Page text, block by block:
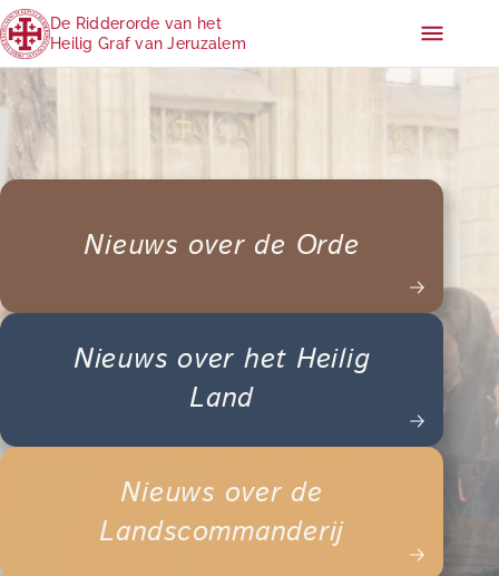
De Ridderorde van het
Heilig Graf van Jeruzalem
Nieuws over de Orde
Nieuws over het Heilig
Land
Nieuws over de
Landscommanderij